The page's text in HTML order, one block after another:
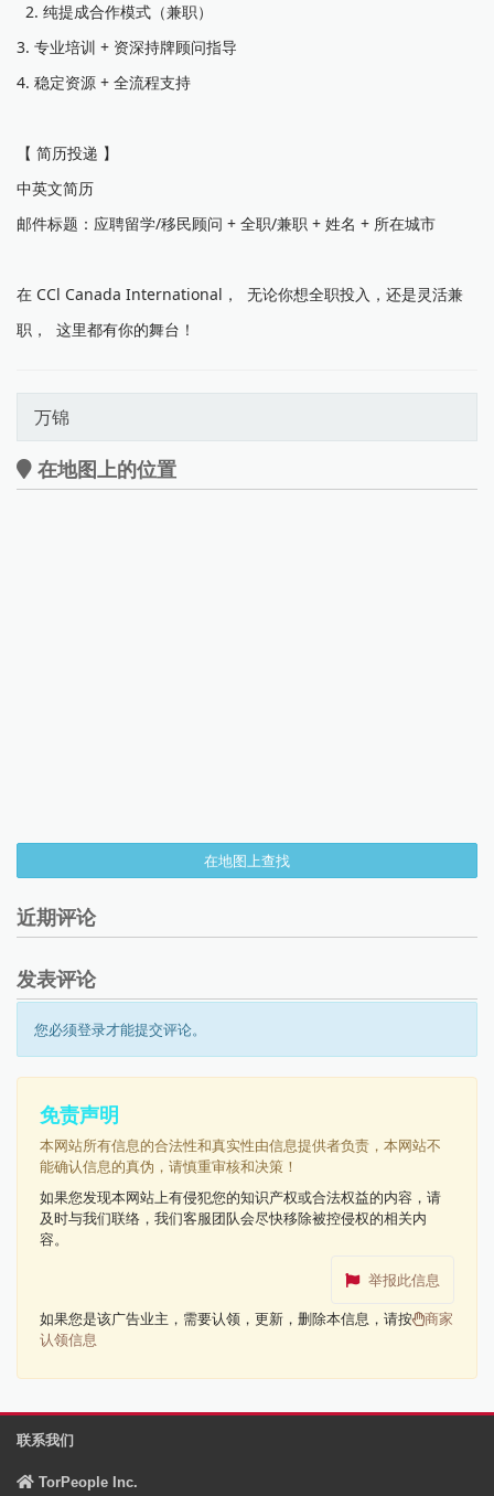
2. 纯提成合作模式（兼职）
3. 专业培训 + 资深持牌顾问指导
4. 稳定资源 + 全流程支持
【 简历投递 】
中英文简历
邮件标题：应聘留学/移民顾问 + 全职/兼职 + 姓名 + 所在城市
在 CCl Canada International， 无论你想全职投入，还是灵活兼
职， 这里都有你的舞台！
万锦
在地图上的位置
在地图上查找
近期评论
发表评论
您必须登录才能提交评论。
免责声明
本网站所有信息的合法性和真实性由信息提供者负责，本网站不
能确认信息的真伪，请慎重审核和决策！
如果您发现本网站上有侵犯您的知识产权或合法权益的内容，请
及时与我们联络，我们客服团队会尽快移除被控侵权的相关内
容。
举报此信息
如果您是该广告业主，需要认领，更新，删除本信息，请按
商家
认领信息
联系我们
TorPeople Inc.